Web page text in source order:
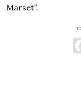
Marset”.